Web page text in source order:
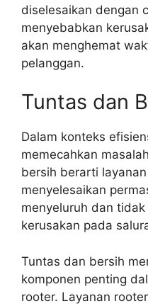
diselesaikan dengan
menyebabkan
akan menghemat
pelanggan.
Tuntas dan
Dalam konteks
memecahkan
bersih berarti
menyelesaikan
menyeluruh dan
kerusakan pada
Tuntas dan bersih
komponen penting
rooter. Layanan